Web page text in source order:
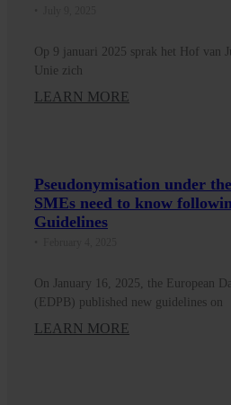
Op 9 januari 2025 sprak het Hof van
Unie zich
LEARN MORE
Pseudonymisation under
SMEs need to know
Guidelines
On January 16, 2025, the European
(EDPB) published new guidelines on
LEARN MORE